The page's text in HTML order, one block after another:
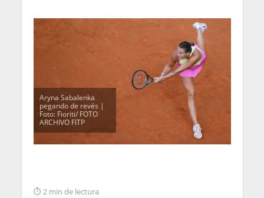
Aryna Sabalenka
pegando de revés |
Foto: Fioriti/ FOTO
ARCHIVO FITP
2 min de lectura